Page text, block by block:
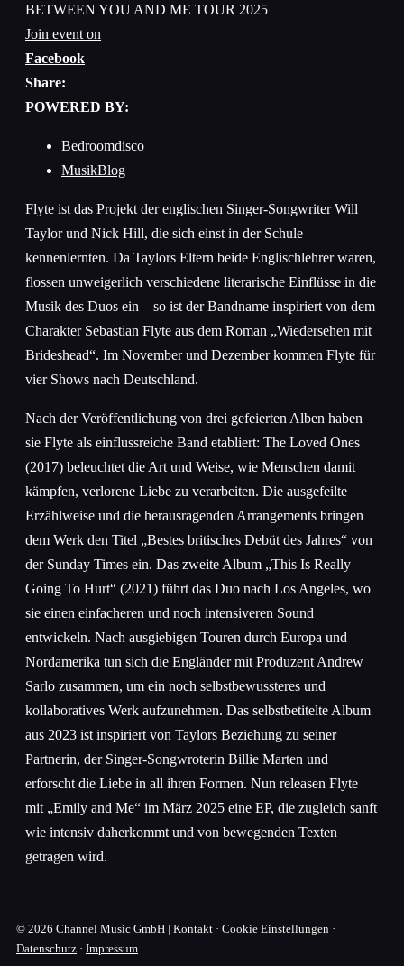
BETWEEN YOU AND ME TOUR 2025
Join event on
Facebook
Share:
POWERED BY:
Bedroomdisco
MusikBlog
Flyte ist das Projekt der englischen Singer-Songwriter Will
Taylor und Nick Hill, die sich einst in der Schule
kennenlernten. Da Taylors Eltern beide Englischlehrer waren,
flossen unweigerlich verschiedene literarische Einflüsse in die
Musik des Duos ein – so ist der Bandname inspiriert von dem
Charakter Sebastian Flyte aus dem Roman „Wiedersehen mit
Brideshead“. Im November und Dezember kommen Flyte für
vier Shows nach Deutschland.
Nach der Veröffentlichung von drei gefeierten Alben haben
sie Flyte als einflussreiche Band etabliert: The Loved Ones
(2017) beleuchtet die Art und Weise, wie Menschen damit
kämpfen, verlorene Liebe zu verarbeiten. Die ausgefeilte
Erzählweise und die herausragenden Arrangements bringen
dem Werk den Titel „Bestes britisches Debüt des Jahres“ von
der Sunday Times ein. Das zweite Album „This Is Really
Going To Hurt“ (2021) führt das Duo nach Los Angeles, wo
sie einen einfacheren und noch intensiveren Sound
entwickeln. Nach ausgiebigen Touren durch Europa und
Nordamerika tun sich die Engländer mit Produzent Andrew
Sarlo zusammen, um ein noch selbstbewussteres und
kollaboratives Werk aufzunehmen. Das selbstbetitelte Album
aus 2023 ist inspiriert von Taylors Beziehung zu seiner
Partnerin, der Singer-Songwroterin Billie Marten und
erforscht die Liebe in all ihren Formen. Nun releasen Flyte
mit „Emily and Me“ im März 2025 eine EP, die zugleich sanft
wie intensiv daherkommt und von bewegenden Texten
getragen wird.
© 2026 Channel Music GmbH | Kontakt · Cookie Einstellungen ·
Datenschutz · Impressum